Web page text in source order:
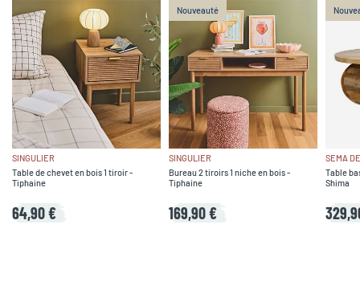
SINGULIER
Table de chevet en bois 1 tiroir -
Tiphaine
64,90 €
Nouveauté
SINGULIER
Bureau 2 tiroirs 1 niche en bois -
Tiphaine
169,90 €
SEMA
Table
Shima